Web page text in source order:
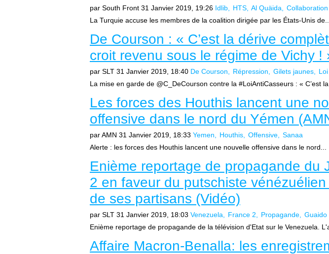
par South Front 31 Janvier 2019, 19:26 Idlib HTS Al Quäida
Collaboration
La Turquie accuse les membres de la coalition dirigée par les États-Unis de...
De Courson : « C’est la dérive
croit revenu sous le régime de Vichy !
par SLT 31 Janvier 2019, 18:40 De Courson Répression Gilets jaunes
La mise en garde de @C_DeCourson contre la #LoiAntiCasseurs : « C’est la
Les forces des Houthis lancent une
offensive dans le nord du Yémen
par AMN 31 Janvier 2019, 18:33 Yemen Houthis Offensive
Sanaa
Alerte : les forces des Houthis lancent une nouvelle offensive dans le nord...
Enième reportage de propagande du
2 en faveur du putschiste
de ses partisans (Vidéo)
par SLT 31 Janvier 2019, 18:03 Venezuela France 2 Propagande
Guaido
Enième reportage de propagande de la télévision d'Etat sur le Venezuela.
Affaire Macron-Benalla: les